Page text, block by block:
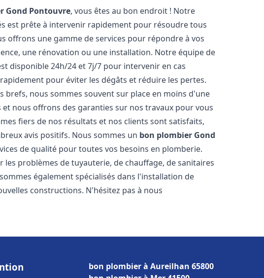
Gond Pontouvre, vous êtes au bon endroit ! Notre
est prête à intervenir rapidement pour résoudre tous
offrons une gamme de services pour répondre à vos
une rénovation ou une installation. Notre équipe de
disponible 24h/24 et 7j/7 pour intervenir en cas
pour éviter les dégâts et réduire les pertes.
brefs, nous sommes souvent sur place en moins d'une
nous offrons des garanties sur nos travaux pour vous
fiers de nos résultats et nos clients sont satisfaits,
avis positifs. Nous sommes un bon plombier Gond
de qualité pour toutes vos besoins en plomberie.
problèmes de tuyauterie, de chauffage, de sanitaires
également spécialisés dans l'installation de
constructions. N'hésitez pas à nous
bon plombier à Aureilhan 65800